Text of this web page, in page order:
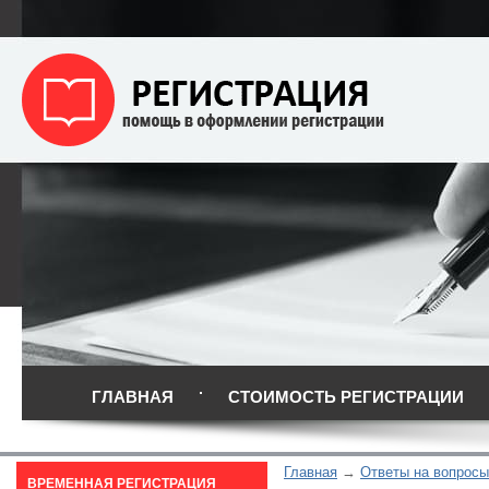
ГЛАВНАЯ СТОИМОСТЬ РЕГИСТРАЦИИ
Главная Ответы на
ВРЕМЕННАЯ РЕГИСТРАЦИЯ